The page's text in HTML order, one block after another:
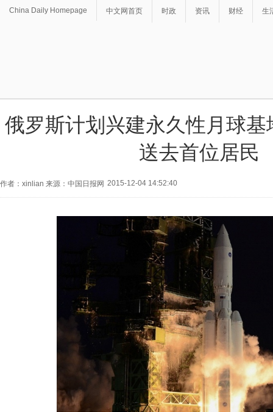
China Daily Homepage 中文网首页 时政 资讯 财经 生
俄罗斯计划兴建永久性月球基
送去首位居民
作者：xinlian 来源：中国日报网 2015-12-04 14:52:40